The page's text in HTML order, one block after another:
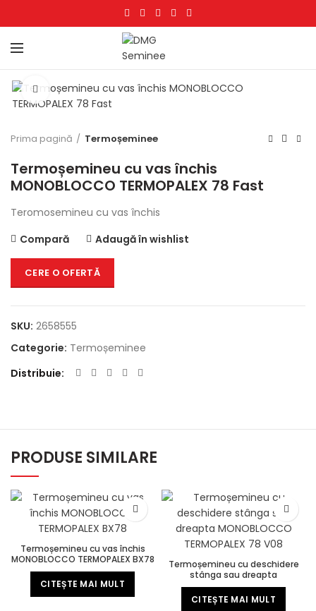
Click to enlarge
Prima pagină Termoșeminee
Termoșemineu cu vas închis
MONOBLOCCO TERMOPALEX 78 Fast
Teromosemineu cu vas închis
Compară
Adaugă în wishlist
CERE O OFERTĂ
SKU: 2658555
Categorie: Termoșeminee
Distribuie
PRODUSE SIMILARE
Termoșemineu cu vas închis
MONOBLOCCO TERMOPALEX BX78
CITEȘTE MAI MULT
Termoșemineu cu deschidere
stânga sau dreapta
MONOBLOCCO TERMOPALEX 78
V08
CITEȘTE MAI MULT